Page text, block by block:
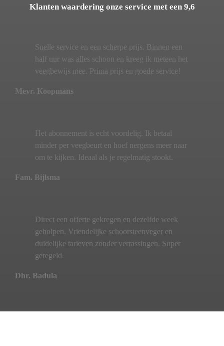
Klanten waardering onze service met een 9,6
Snelle service en een scherpe prijs. Binnen een
half uur was alles schoon en kreeg ik meteen het
veegbewijs mee. Prima prijs en goede service!
Mevr. Koopmans
Het abonnement is echt voordelig. Ik betaal
minder per veegbeurt en hoef nergens meer naar
om te kijken. Ideaal als je regelmatig stookt.
Fam. Bijlsma
Direct een offerte gekregen en dezelfde week
geholpen. Vriendelijke schoorsteenveger en
duidelijke tarieven zonder verrassingen. Super
geregeld.
Dhr. Badula